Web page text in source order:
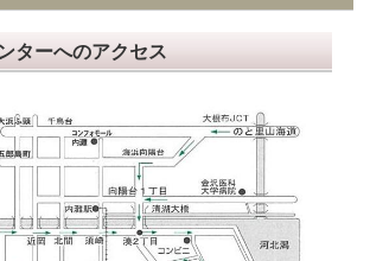
ターへのアクセス